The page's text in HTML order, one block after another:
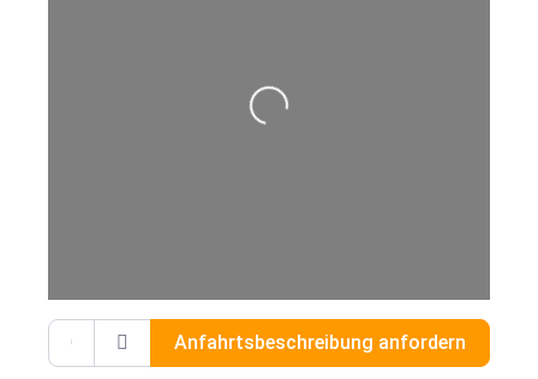
Wird geladen …
Gib deinen Standort ein.
Anfahrtsbeschreibung anfordern